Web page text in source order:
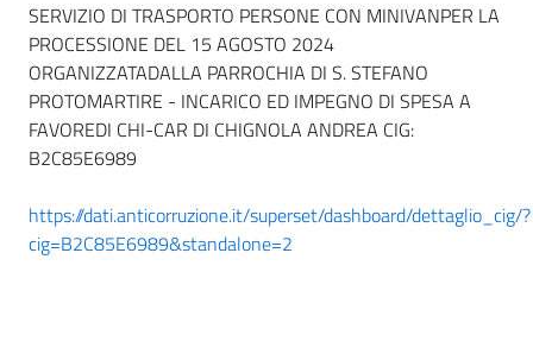
SERVIZIO DI TRASPORTO PERSONE CON MINIVANPER LA
PROCESSIONE DEL 15 AGOSTO 2024
ORGANIZZATADALLA PARROCHIA DI S. STEFANO
PROTOMARTIRE - INCARICO ED IMPEGNO DI SPESA A
FAVOREDI CHI-CAR DI CHIGNOLA ANDREA CIG:
B2C85E6989
https://dati.anticorruzione.it/superset/dashboard/dettaglio_cig/?
cig=B2C85E6989&standalone=2